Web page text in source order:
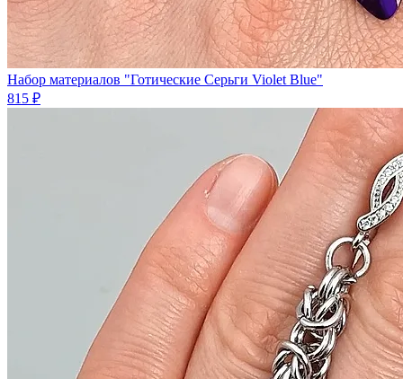
Набор материалов "Готические Серьги Violet Blue"
815 ₽